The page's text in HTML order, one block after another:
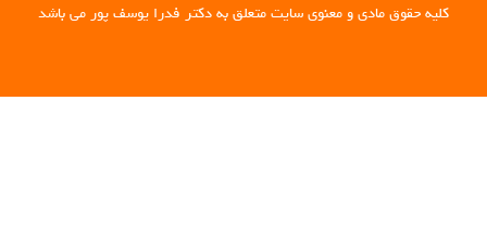
کلیه حقوق مادی و معنوی سایت متعلق به دکتر فدرا یوسف پور می باشد